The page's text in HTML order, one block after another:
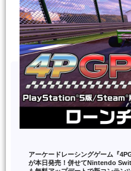
アーケードレーシングゲーム『
が本日発売！併せてNintendo